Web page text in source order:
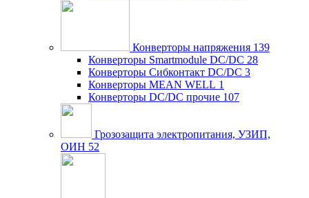
Конверторы напряжения 139
Конверторы Smartmodule DC/DC 28
Конверторы Сибконтакт DC/DC 3
Конверторы MEAN WELL 1
Конверторы DC/DC прочие 107
Грозозащита электропитания, УЗИП,
ОИН 52